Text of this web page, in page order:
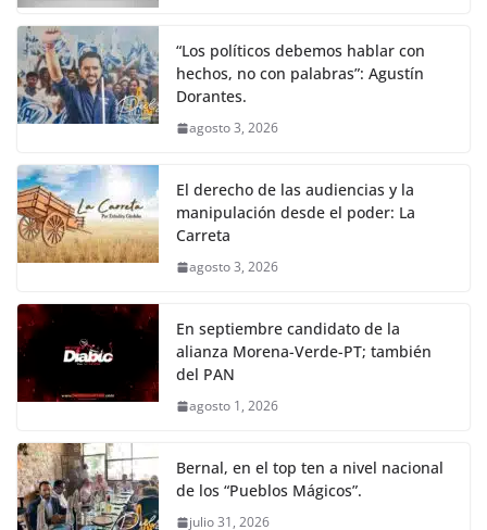
“Los políticos debemos hablar con
hechos, no con palabras”: Agustín
Dorantes.
agosto 3, 2026
El derecho de las audiencias y la
manipulación desde el poder: La
Carreta
agosto 3, 2026
En septiembre candidato de la
alianza Morena-Verde-PT; también
del PAN
agosto 1, 2026
Bernal, en el top ten a nivel nacional
de los “Pueblos Mágicos”.
julio 31, 2026